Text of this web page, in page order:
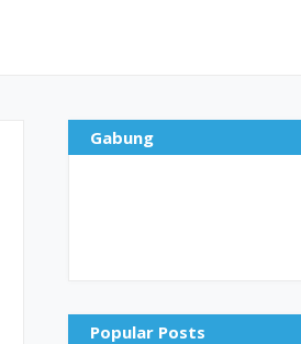
Gabung
Popular Posts